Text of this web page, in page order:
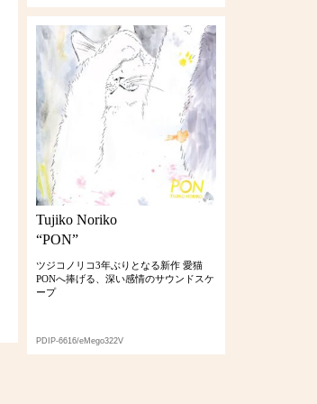
Tujiko Noriko
“PON”
ツジコノリコ3年ぶりとなる新作 愛猫
PONへ捧げる、深い感情のサウンドスケ
ープ
PDIP-6616/eMego322V